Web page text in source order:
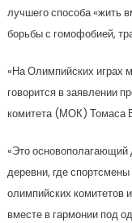
лучшего способа «жить
борьбы с гомофобией,
«На Олимпийских играх
говорится в заявлении
комитета (МОК) Томаса
«Это
деревни, где
олимпийских комитетов
вместе в гармонии под